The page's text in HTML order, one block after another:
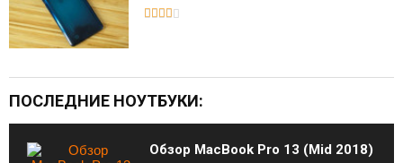
ПОСЛЕДНИЕ НОУТБУКИ:
Обзор MacBook Pro 13 (Mid 2018)